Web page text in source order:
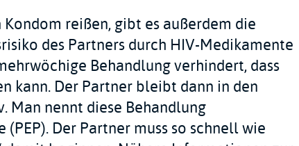
reißen, gibt es außerdem die
des Partners durch HIV-Medikamente
Behandlung verhindert, dass
kann. Der Partner bleibt dann in den
Man nennt diese Behandlung
Der Partner muss so schnell wie